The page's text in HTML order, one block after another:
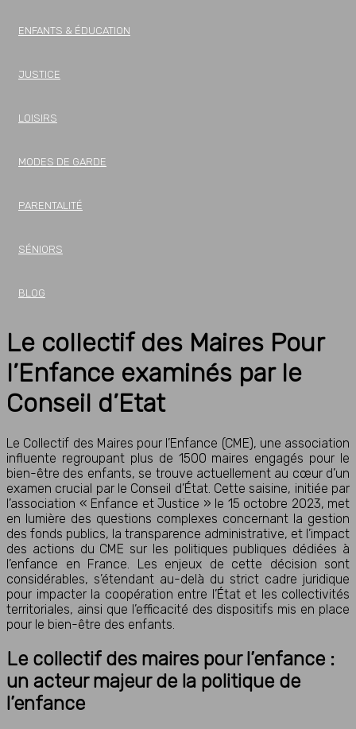
ENFANTS & ÉDUCATION
JUSTICE
LOISIRS
MODES DE GARDE
PARENTALITÉ
SÉNIORS
BLOG
Le collectif des Maires Pour
l’Enfance examinés par le
Conseil d’Etat
Le Collectif des Maires pour l’Enfance (CME), une association
influente regroupant plus de 1500 maires engagés pour le
bien-être des enfants, se trouve actuellement au cœur d’un
examen crucial par le Conseil d’État. Cette saisine, initiée par
l’association « Enfance et Justice » le 15 octobre 2023, met
en lumière des questions complexes concernant la gestion
des fonds publics, la transparence administrative, et l’impact
des actions du CME sur les politiques publiques dédiées à
l’enfance en France. Les enjeux de cette décision sont
considérables, s’étendant au-delà du strict cadre juridique
pour impacter la coopération entre l’État et les collectivités
territoriales, ainsi que l’efficacité des dispositifs mis en place
pour le bien-être des enfants.
Le collectif des maires pour l’enfance :
un acteur majeur de la politique de
l’enfance